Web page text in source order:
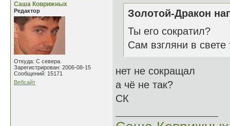
Саша Коврижных
Редактор
Откуда: С севера.
Зарегистрирован: 2006-08-15
Сообщений: 15171
Вебсайт
Золотой-Дракон
Ты его сократил?
Сам взгляни в
нет не сокращал
а чё не так?
СК